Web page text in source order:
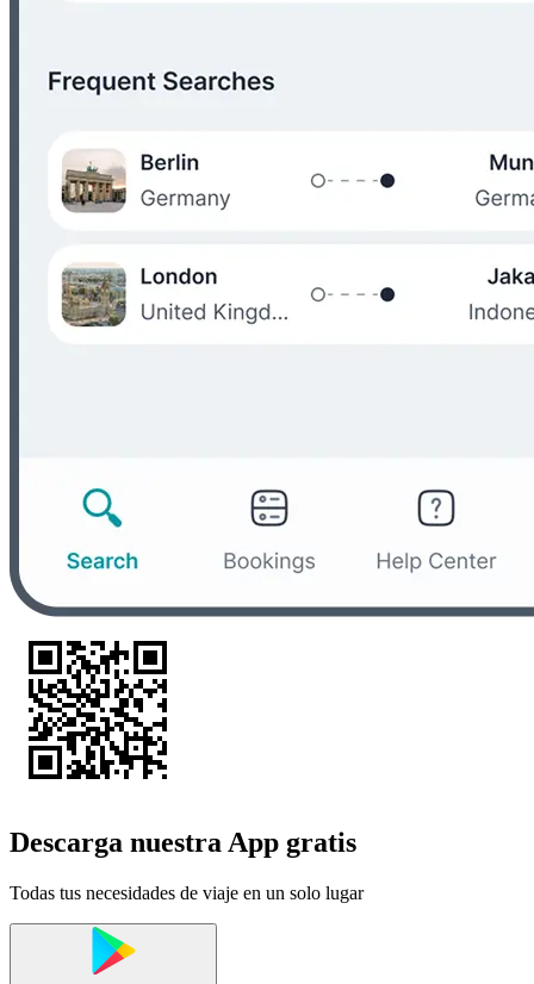
Descarga nuestra App gratis
Todas tus necesidades de viaje en un solo lugar